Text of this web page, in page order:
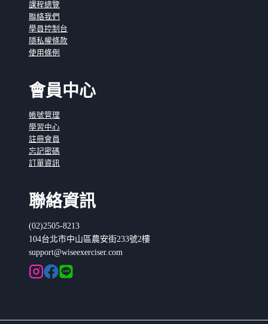
課程總覽
聯絡我們
學員控制台
隱私權條款
使用條例
會員中心
帳號管理
學習中心
註冊會員
忘記密碼
訂單資訊
聯絡資訊
(02)2505-8213
104台北市中山區農安街233號2樓
support@wiseexerciser.com